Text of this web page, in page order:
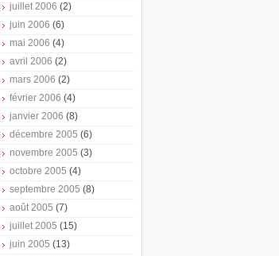
juillet 2006 (2)
juin 2006 (6)
mai 2006 (4)
avril 2006 (2)
mars 2006 (2)
février 2006 (4)
janvier 2006 (8)
décembre 2005 (6)
novembre 2005 (3)
octobre 2005 (4)
septembre 2005 (8)
août 2005 (7)
juillet 2005 (15)
juin 2005 (13)